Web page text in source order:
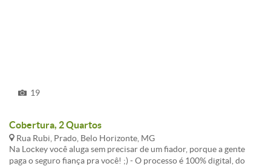
19
Cobertura, 2 Quartos
Rua Rubi, Prado, Belo Horizonte, MG
Na Lockey você aluga sem precisar de um fiador, porque a gente
paga o seguro fiança pra você! ;) - O processo é 100% digital, do